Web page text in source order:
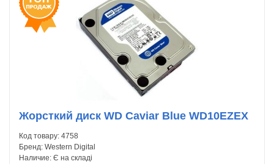
Жорсткий диск WD Caviar Blue WD10EZEX
Код товару: 4758
Бренд: Western Digital
Наличие: Є на складі